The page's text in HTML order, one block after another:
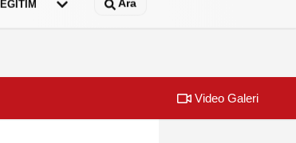
EĞİTİM Ara
Video Galeri